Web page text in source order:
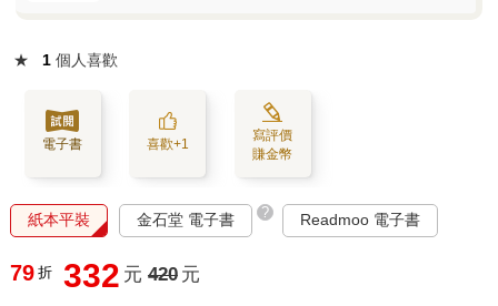
★ 1 個人喜歡
電子書 喜歡+1
寫評價
賺金幣
紙本平裝 金石堂 電子書 ? Readmoo 電子書
79 折 332 元 420 元